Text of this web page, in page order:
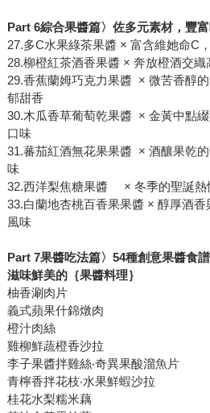
Part 6綜合果醬篇〉佐多元素材，豐
27.多C水果綠茶果醬 × 富含維她命C
28.柳橙紅茶酒香果醬 × 奔放橙酒交
29.香蕉蘭姆巧克力果醬 × 微苦香醇
郁甜香
30.木瓜香草葡萄乾果醬 × 金黃中點
口味
31.蕃茄紅酒無花果果醬 × 酒釀果乾
味
32.西洋梨焦糖果醬 × 冬季的聖誕熱
33.白蘭地杏桃百香果果醬 × 醇厚酒
風味
Part 7果醬吃法篇〉54種創意果醬食
滋味鮮美的｛果醬料理｝
柚香涮肉片
義式蘋果什錦燉肉
橙汁肉絲
雞柳鮮蔬橙香沙拉
李子果醬拌雞絲‧奇異果酸溜魚片
青檸香拌花枝‧水果鮮蝦沙拉
桂花水梨糯米藕